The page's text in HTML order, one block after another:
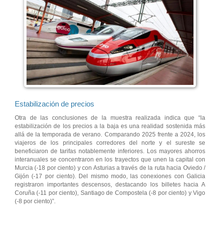
Estabilización de precios
Otra de las conclusiones de la muestra realizada indica que “la
estabilización de los precios a la baja es una realidad sostenida más
allá de la temporada de verano. Comparando 2025 frente a 2024, los
viajeros de los principales corredores del norte y el sureste se
beneficiaron de tarifas notablemente inferiores. Los mayores ahorros
interanuales se concentraron en los trayectos que unen la capital con
Murcia (-18 por ciento) y con Asturias a través de la ruta hacia Oviedo /
Gijón (-17 por ciento). Del mismo modo, las conexiones con Galicia
registraron importantes descensos, destacando los billetes hacia A
Coruña (-11 por ciento), Santiago de Compostela (-8 por ciento) y Vigo
(-8 por ciento)”.